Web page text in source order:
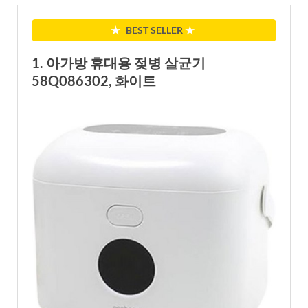
★ BEST SELLER ★
1. 아가방 휴대용 젖병 살균기
58Q086302, 화이트